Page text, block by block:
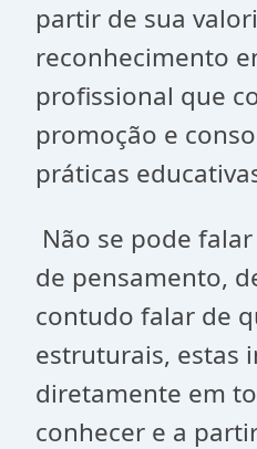
partir de sua
reconhecimento
profissional que
promoção e
práticas
Não se pode
de pensamento,
contudo falar de
estruturais, estas
diretamente em
conhecer e a